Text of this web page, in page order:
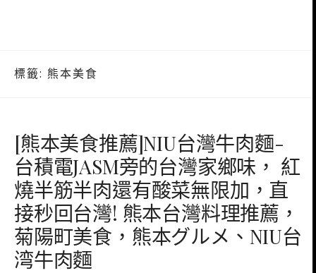
標籤: 熊本美食
[熊本美食推薦]NIU台灣牛肉麵-
台積電JASM旁的台灣家鄉味， 紅
燒半筋半肉還有酸菜無限加，直
接秒回台灣! 熊本台灣料理推薦，
菊陽町美食，熊本グルメ、NIU台
湾牛肉麵